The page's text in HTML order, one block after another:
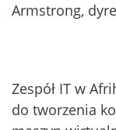
Armstrong,
Zespół IT w
do tworzenia